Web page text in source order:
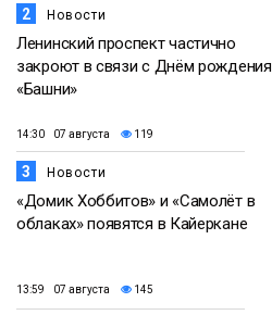
2 Новости
Ленинский проспект частично
закроют в связи с Днём рождения
«Башни»
14:30 07 августа 119
3 Новости
«Домик Хоббитов» и «Самолёт в
облаках» появятся в Кайеркане
13:59 07 августа 145